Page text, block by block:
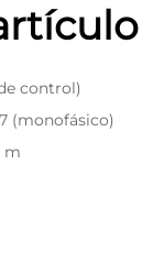
control)
(monofásico)
m